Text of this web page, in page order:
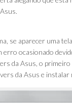
se aparecer uma
erro ocasionado
da Asus, o
da Asus e instalar